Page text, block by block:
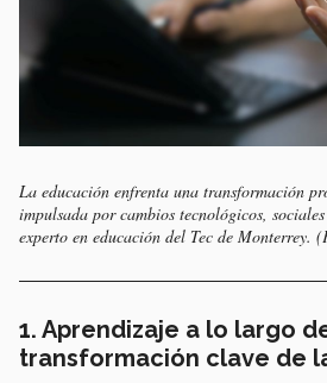
La educación enfrenta una transformación
impulsada por cambios tecnológicos,
experto en educación del Tec de Monterrey.
1. Aprendizaje a lo largo
transformación clave de